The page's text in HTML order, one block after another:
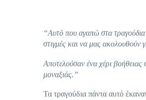
“Αυτό που αγαπώ στα τραγούδια
στιγμές και να μας ακολουθούν
Αποτελούσαν ένα χέρι
μοναξιάς.”
Τα τραγούδια πάντα αυτό